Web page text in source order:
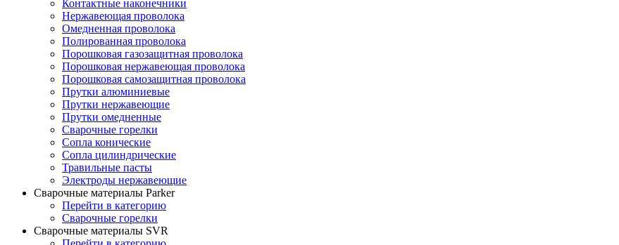
Контактные наконечники
Нержавеющая проволока
Омедненная проволока
Полированная проволока
Порошковая газозащитная проволока
Порошковая нержавеющая проволока
Порошковая самозащитная проволока
Прутки алюминиевые
Прутки нержавеющие
Прутки омедненные
Сварочные горелки
Сопла конические
Сопла цилиндрические
Травильные пасты
Электроды нержавеющие
Сварочные материалы Parker
Перейти в категорию
Сварочные горелки
Сварочные материалы SVR